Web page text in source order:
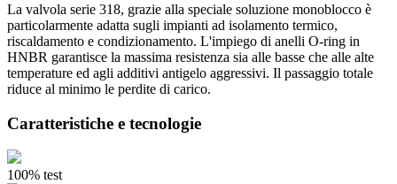
La valvola serie 318, grazie alla speciale soluzione monoblocco è
particolarmente adatta sugli impianti ad isolamento termico,
riscaldamento e condizionamento. L'impiego di anelli O-ring in
HNBR garantisce la massima resistenza sia alle basse che alle alte
temperature ed agli additivi antigelo aggressivi. Il passaggio totale
riduce al minimo le perdite di carico.
Caratteristiche e tecnologie
100% test